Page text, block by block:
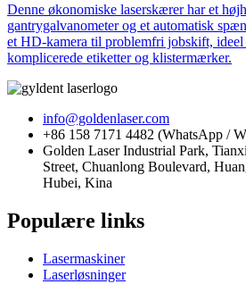
Denne økonomiske laserskærer har et
gantrygalvanometer og et automatisk
et HD-kamera til problemfri jobskift,
komplicerede etiketter og klistermærker.
info@goldenlaser.com
+86 158 7171 4482 (WhatsApp /
Golden Laser Industrial Park,
Street, Chuanlong Boulevard,
Hubei, Kina
Populære links
Lasermaskiner
Laserløsninger